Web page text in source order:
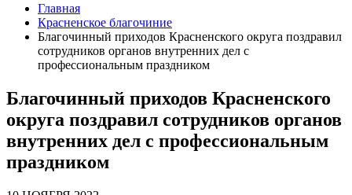
Главная
Красненское благочиние
Благочинный приходов Красненского округа поздравил
сотрудников органов внутренних дел с
профессиональным праздником
Благочинный приходов Красненского
округа поздравил сотрудников органов
внутренних дел с профессиональным
праздником